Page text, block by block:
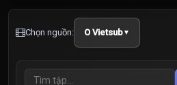
Chọn nguồn: O Vietsub▼